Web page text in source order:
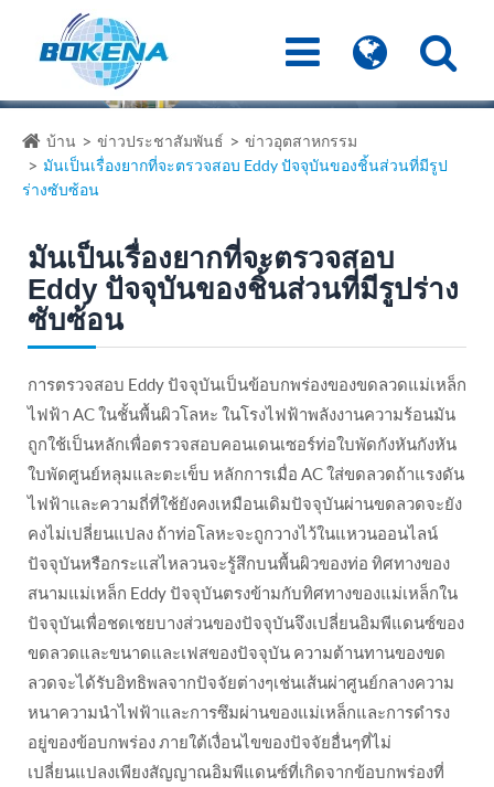
บ้าน ข่าวประชาสัมพันธ์
ข่าวอุตสาหกรรม
มันเป็นเรื่องยากที่จะตรวจสอบ Eddy ปัจจุบันของชิ้นส่วนที่มีรูป
ร่างซับซ้อน
มันเป็นเรื่องยากที่จะตรวจสอบ
Eddy ปัจจุบันของชิ้นส่วนที่มีรูปร่าง
ซับซ้อน
การตรวจสอบ Eddy ปัจจุบันเป็นข้อบกพร่องของขดลวดแม่เหล็ก
ไฟฟ้า AC ในชั้นพื้นผิวโลหะ ในโรงไฟฟ้าพลังงานความร้อนมัน
ถูกใช้เป็นหลักเพื่อตรวจสอบคอนเดนเซอร์ท่อใบพัดกังหันกังหัน
ใบพัดศูนย์หลุมและตะเข็บ หลักการเมื่อ AC ใส่ขดลวดถ้าแรงดัน
ไฟฟ้าและความถี่ที่ใช้ยังคงเหมือนเดิมปัจจุบันผ่านขดลวดจะยัง
คงไม่เปลี่ยนแปลง ถ้าท่อโลหะจะถูกวางไว้ในแหวนออนไลน์
ปัจจุบันหรือกระแสไหลวนจะรู้สึกบนพื้นผิวของท่อ ทิศทางของ
สนามแม่เหล็ก Eddy ปัจจุบันตรงข้ามกับทิศทางของแม่เหล็กใน
ปัจจุบันเพื่อชดเชยบางส่วนของปัจจุบันจึงเปลี่ยนอิมพีแดนซ์ของ
ขดลวดและขนาดและเฟสของปัจจุบัน ความต้านทานของขด
ลวดจะได้รับอิทธิพลจากปัจจัยต่างๆเช่นเส้นผ่าศูนย์กลางความ
หนาความนำไฟฟ้าและการซึมผ่านของแม่เหล็กและการดำรง
อยู่ของข้อบกพร่อง ภายใต้เงื่อนไขของปัจจัยอื่นๆที่ไม่
เปลี่ยนแปลงเพียงสัญญาณอิมพีแดนซ์ที่เกิดจากข้อบกพร่องที่